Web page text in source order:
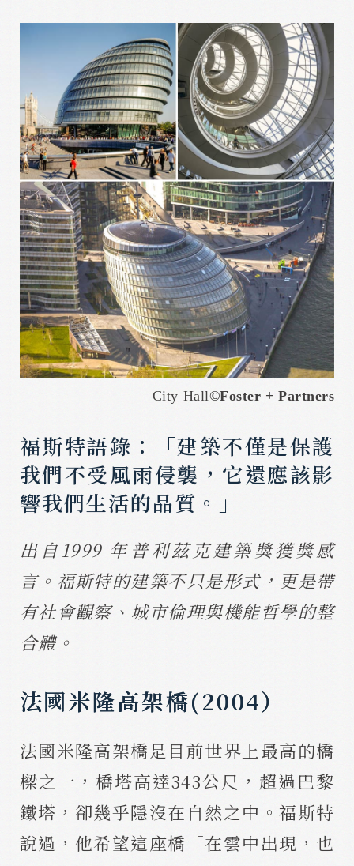
City Hall©Foster + Partners
福斯特語錄：「建築不僅是保護
我們不受風雨侵襲，它還應該影
響我們生活的品質。」
出自1999 年普利茲克建築獎獲獎感
言。福斯特的建築不只是形式，更是帶
有社會觀察、城市倫理與機能哲學的整
合體。
法國米隆高架橋(2004）
法國米隆高架橋是目前世界上最高的橋
樑之一，橋塔高達343公尺，超過巴黎
鐵塔，卻幾乎隱沒在自然之中。福斯特
說過，他希望這座橋「在雲中出現，也